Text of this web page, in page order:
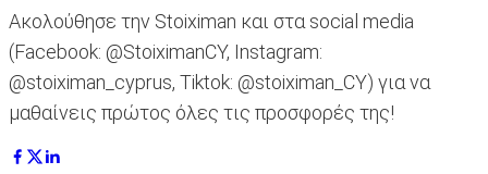
Ακολούθησε την Stoiximan και στα social media
(Facebook: @StoiximanCY, Instagram:
@stoiximan_cyprus, Tiktok: @stoiximan_CY) για να
μαθαίνεις πρώτος όλες τις προσφορές της!